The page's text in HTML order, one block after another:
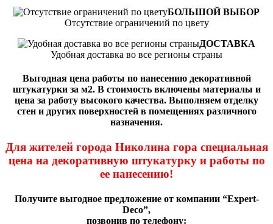
БОЛЬШОЙ ВЫБОР
Отсутствие ограничений по цвету
ДОСТАВКА
Удобная доставка во все регионы страны
Выгодная цена работы по нанесению декоративной
штукатурки за м2. В стоимость включены материалы и
цена за работу высокого качества. Выполняем отделку
стен и других поверхностей в помещениях различного
назначения.
Для жителей города Николина гора специальная
цена на декоративную штукатурку и работы по
ее нанесению!
Получите выгодное предложение от компании “Expert-
Deco”,
позвонив по телефону: